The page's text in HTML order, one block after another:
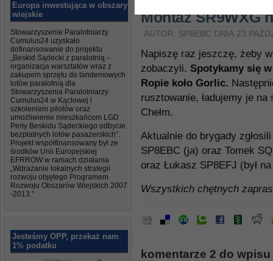
Europa inwestująca w obszary
wiejskie
Stowarzyszenie Paralotniarzy
Cumulus24 uzyskało
dofinansowanie do projektu
„Beskid Sądecki z paralotnią –
organizacja warsztatów wraz z
zakupem sprzętu do tandemowych
lotów paralotnią dla
Stowarzyszenia Paralotniarzy
Cumulus24 w Kąclowej i
szkoleniem pilotów oraz
umożliwienie mieszkańcom LGD
Perły Beskidu Sądeckiego odbycie
bezpłatnych lotów pasażerskich”.
Projekt współfinansowany był ze
środków Unii Europejskiej
EFRROW w ramach działania
„Wdrażanie lokalnych strategii
rozwoju objętego Programem
Rozwoju Obszarów Wiejskich 2007
-2013.”
Jesteśmy OPP, przekaż nam
1% podatku
Montaż SR9WXG
AUTOR: SP8EBC DNIA 23
Napiszę raz jeszczę, żeby
zobaczyli. Spotykamy się
Ropie koło Gorlic.
rusztowanie, ładujemy je
Chełm.
Aktualnie do brygady
SP8EBC (ja) oraz Tomek
oraz Łukasz SP8EFJ (był
Wszystkich chętnych
komentarze 2 do wpisu